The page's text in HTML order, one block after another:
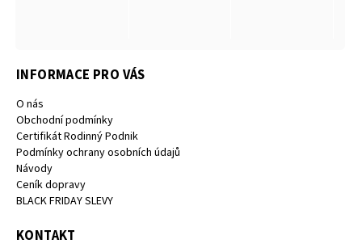
INFORMACE PRO VÁS
O nás
Obchodní podmínky
Certifikát Rodinný Podnik
Podmínky ochrany osobních údajů
Návody
Ceník dopravy
BLACK FRIDAY SLEVY
KONTAKT